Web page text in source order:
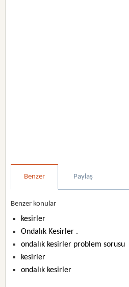
Benzer Paylaş
Benzer konular
kesirler
Ondalık Kesirler .
ondalık kesirler problem sorusu
kesirler
ondalık kesirler